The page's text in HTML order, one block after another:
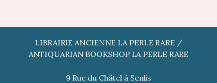
LIBRAIRIE ANCIENNE LA PERLE RARE /
ANTIQUARIAN BOOKSHOP LA PERLE RARE
9 Rue du Châtel à Senlis